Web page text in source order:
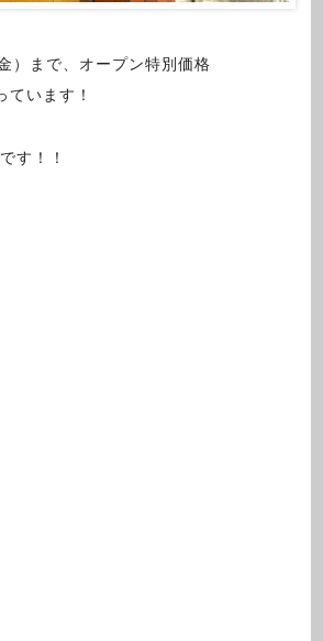
）まで、オープン特別価格
ています！
す！！